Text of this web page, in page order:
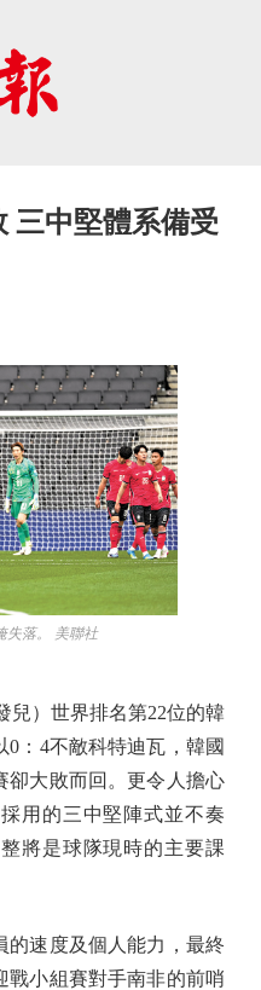
三中堅體系備受
失落。 美聯社
）世界排名第22位的韓
：4不敵科特迪瓦，韓國
卻大敗而回。更令人擔心
用的三中堅陣式並不奏
將是球隊現時的主要課
速度及個人能力，最終
戰小組賽對手南非的前哨